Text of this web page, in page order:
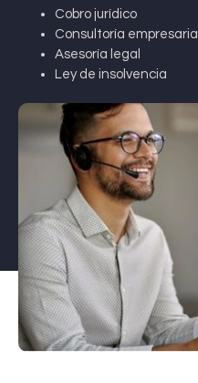
Cobro jurídico
Consultoría empresarial
Asesoría legal
Ley de insolvencia